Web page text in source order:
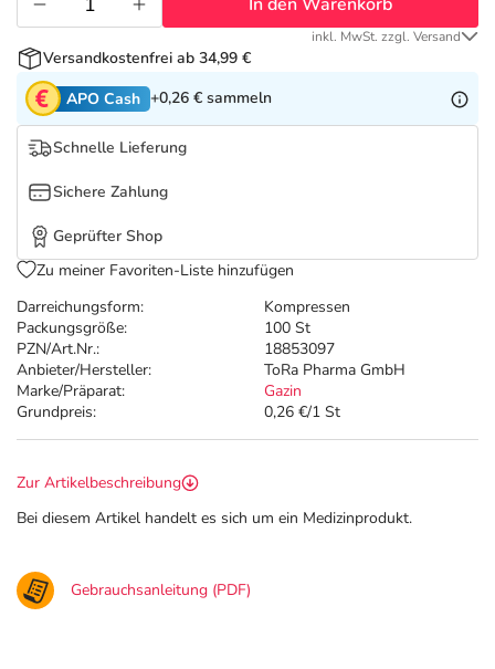
Tierapotheke
Vitamine & Mineralstoffe
Marken
Salus Deals
Darreichungsform:
Kompressen
Packungsgröße:
100 St
PZN/Art.Nr.:
18853097
Anbieter/Hersteller:
ToRa Pharma GmbH
Marke/Präparat:
Gazin
Grundpreis:
0,26 €/1 St
inkl. MwSt. zzgl. Versand
Versandkostenfrei ab 34,99 €
APO Cash +0,26 € sammeln
Schnelle Lieferung
Sichere Zahlung
Geprüfter Shop
Zu meiner Favoriten-Liste hinzufügen
Zur Artikelbeschreibung
Bei diesem Artikel handelt es sich um ein Medizinprodukt.
Gebrauchsanleitung (PDF)